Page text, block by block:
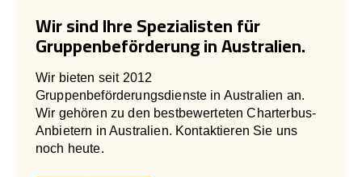
Wir sind Ihre Spezialisten für
Gruppenbeförderung in Australien.
Wir bieten seit 2012
Gruppenbeförderungsdienste in Australien an.
Wir gehören zu den bestbewerteten Charterbus-
Anbietern in Australien. Kontaktieren Sie uns
noch heute.